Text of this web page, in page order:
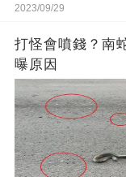
2023/09/29
打怪會噴錢？南
曝原因